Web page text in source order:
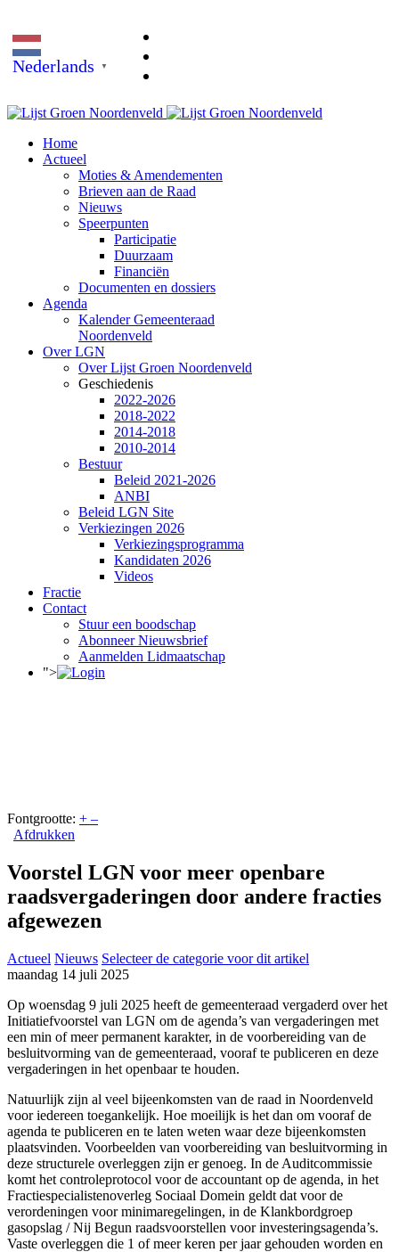
Nederlands ▼
Home
Actueel
Moties & Amendementen
Brieven aan de Raad
Nieuws
Speerpunten
Participatie
Duurzaam
Financiën
Documenten en dossiers
Agenda
Kalender Gemeenteraad
Noordenveld
Over LGN
Over Lijst Groen Noordenveld
Geschiedenis
2022-2026
2018-2022
2014-2018
2010-2014
Bestuur
Beleid 2021-2026
ANBI
Beleid LGN Site
Verkiezingen 2026
Verkiezingsprogramma
Kandidaten 2026
Videos
Fractie
Contact
Stuur een boodschap
Abonneer Nieuwsbrief
Aanmelden Lidmaatschap
">
Fontgrootte: + –
Afdrukken
Voorstel LGN voor meer openbare
raadsvergaderingen door andere fracties
afgewezen
Actueel Nieuws Selecteer de categorie voor dit artikel
maandag 14 juli 2025
Op woensdag 9 juli 2025 heeft de gemeenteraad vergaderd over het
Initiatiefvoorstel van LGN om de agenda’s van vergaderingen met
een min of meer permanent karakter, in de voorbereiding van de
besluitvorming van de gemeenteraad, vooraf te publiceren en deze
vergaderingen in het openbaar te houden.
Natuurlijk zijn al veel bijeenkomsten van de raad in Noordenveld
voor iedereen toegankelijk. Hoe moeilijk is het dan om vooraf de
agenda te publiceren en te laten weten waar deze bijeenkomsten
plaatsvinden. Voorbeelden van voorbereiding van besluitvorming in
deze structurele overleggen zijn er genoeg. In de Auditcommissie
komt het controleprotocol voor de accountant op de agenda, in het
Fractiespecialistenoverleg Sociaal Domein geldt dat voor de
verordeningen voor minimaregelingen, in de Klankbordgroep
gasopslag / Nij Begun raadsvoorstellen voor investeringsagenda’s.
Vaste overleggen die 1 of meer keren per jaar gehouden worden en